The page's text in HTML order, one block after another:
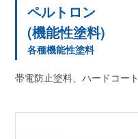
ペルトロン
(機能性塗料)
各種機能性塗料
帯電防止塗料、ハードコート